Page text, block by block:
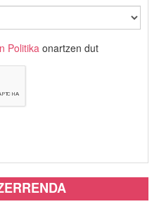
Politika onartzen dut